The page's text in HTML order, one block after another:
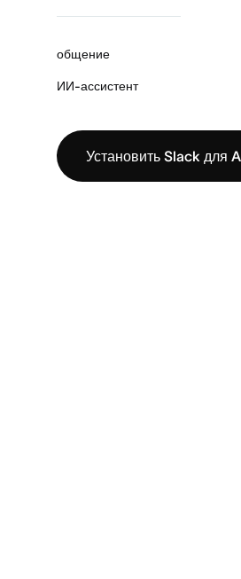
общение
ИИ-ассистент
Установить Slack для